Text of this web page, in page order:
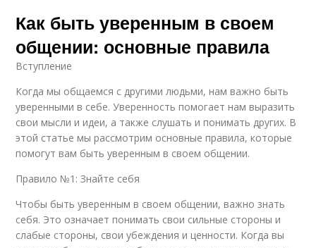
Как быть уверенным в своем
общении: основные правила
Вступление
Когда мы общаемся с другими людьми, нам важно быть
уверенными в себе. Уверенность помогает нам выразить
свои мысли и идеи, а также слушать и понимать других. В
этой статье мы рассмотрим основные правила, которые
помогут вам быть уверенным в своем общении.
Правило №1: Знайте себя
Чтобы быть уверенным в своем общении, важно знать
себя. Это означает понимать свои сильные стороны и
слабые стороны, свои убеждения и ценности. Когда вы